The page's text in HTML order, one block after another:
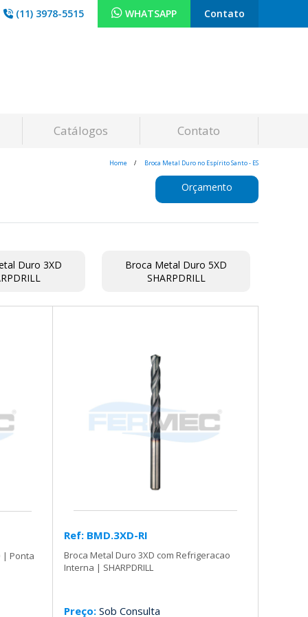
Contato
WHATSAPP
(11) 3978-5515
Catálogos Contato
Home Broca Metal Duro no Espírito Santo - ES
Orçamento
Duro 3XD
Broca Metal Duro 5XD
SHARPDRILL
| Ponta
Ref: BMD.3XD-RI
Broca Metal Duro 3XD com Refrigeracao
Interna | SHARPDRILL
Preço: Sob Consulta